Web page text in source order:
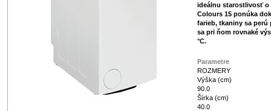
ideálnu starostlivosť o
Colours 15 ponúka
farieb, tkaniny sa perú
sa pri ňom rovnaké
°C.
Parametre
ROZMERY
Výška (cm)
90.0
Šírka (cm)
40.0